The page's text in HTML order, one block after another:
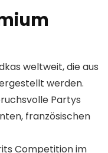
weltweit, die aus
werden.
Partys
französischen
Competition im